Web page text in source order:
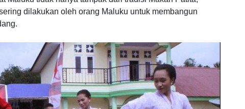
dilakukan oleh orang Maluku untuk membangun